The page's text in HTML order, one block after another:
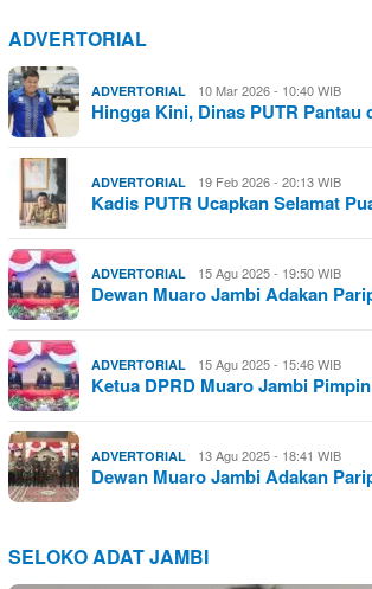
ADVERTORIAL
ADVERTORIAL 10 Mar 2026 - 10:40 WIB
Hingga Kini, Dinas PUTR Pantau
ADVERTORIAL 19 Feb 2026 - 20:13 WIB
Kadis PUTR Ucapkan Selamat
ADVERTORIAL 15 Agu 2025 - 19:50 WIB
Dewan Muaro Jambi Adakan
ADVERTORIAL 15 Agu 2025 - 15:46 WIB
Ketua DPRD Muaro Jambi
ADVERTORIAL 13 Agu 2025 - 18:41 WIB
Dewan Muaro Jambi Adakan
SELOKO ADAT JAMBI